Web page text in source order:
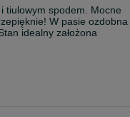
tiulowym spodem. Mocne
W pasie ozdobna
idealny założona